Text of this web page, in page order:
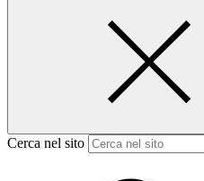
Cerca nel sito